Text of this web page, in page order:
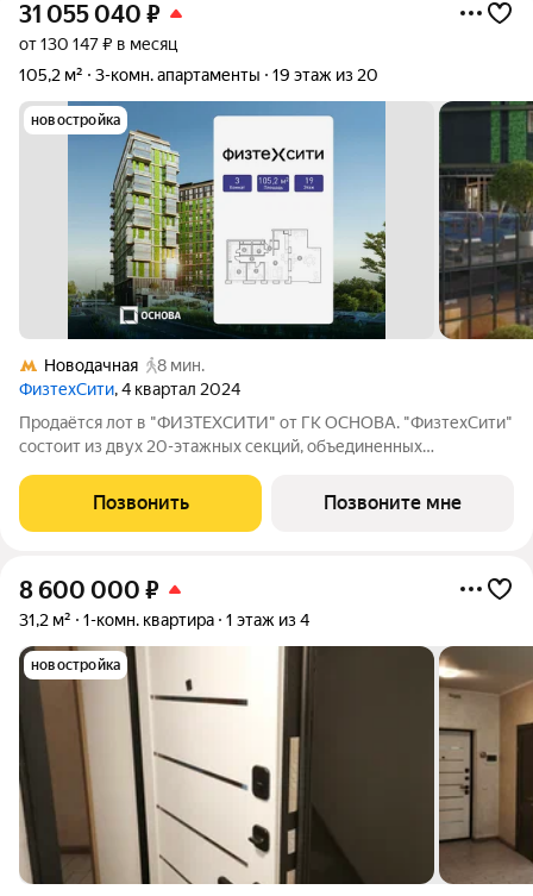
31 055 040 ₽
от 130 147 ₽ в месяц
105,2 м²
3-комн. апартаменты 19 этаж из 20
новостройка
Новодачная
8 мин.
ФизтехСити, 4 квартал 2024
Продаётся лот в "ФИЗТЕХСИТИ" от ГК ОСНОВА. "ФизтехСити"
состоит из двух 20-этажных секций, объединенных
панорамным остеклением. В кластере собственный
подземный паркинг и гостевые парковки, на первых
Позвонить Позвоните мне
8 600 000 ₽
31,2 м² 1-комн. квартира 1 этаж из 4
новостройка